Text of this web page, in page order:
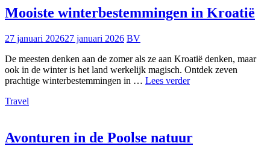
Mooiste winterbestemmingen in Kroatië
27 januari 202627 januari 2026 BV
De meesten denken aan de zomer als ze aan Kroatië denken, maar
ook in de winter is het land werkelijk magisch. Ontdek zeven
prachtige winterbestemmingen in … Lees verderMooiste
Travel
Avonturen in de Poolse natuur